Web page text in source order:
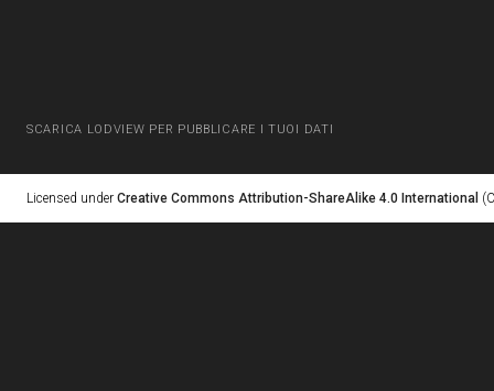
SCARICA LODVIEW PER PUBBLICARE I TUOI DATI
Licensed under Creative Commons Attribution-ShareAlike 4.0 International